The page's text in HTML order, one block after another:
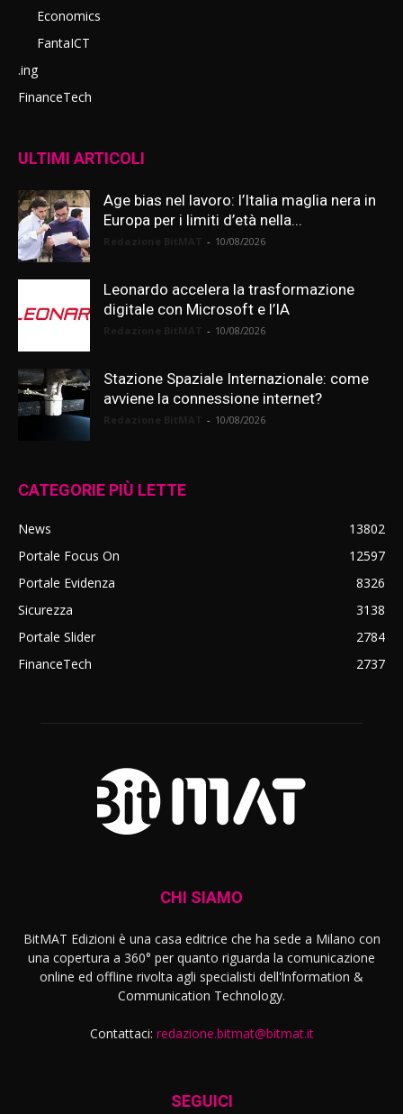
Economics
FantaICT
.ing
FinanceTech
ULTIMI ARTICOLI
Age bias nel lavoro: l’Italia maglia nera in
Europa per i limiti d’età nella...
- 10/08/2026
Leonardo accelera la trasformazione
digitale con Microsoft e l’IA
- 10/08/2026
Stazione Spaziale Internazionale: come
avviene la connessione internet?
- 10/08/2026
CATEGORIE PIÙ LETTE
News
13802
Portale Focus On
12597
Portale Evidenza
8326
Sicurezza
3138
Portale Slider
2784
FinanceTech
2737
CHI SIAMO
BitMAT Edizioni è una casa editrice che ha sede a Milano con
una copertura a 360° per quanto riguarda la comunicazione
online ed offline rivolta agli specialisti dell'lnformation &
Communication Technology.
Contattaci: redazione.bitmat@bitmat.it
SEGUICI